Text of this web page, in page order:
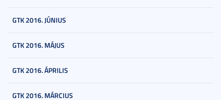
GTK 2016. JÚNIUS
GTK 2016. MÁJUS
GTK 2016. ÁPRILIS
GTK 2016. MÁRCIUS